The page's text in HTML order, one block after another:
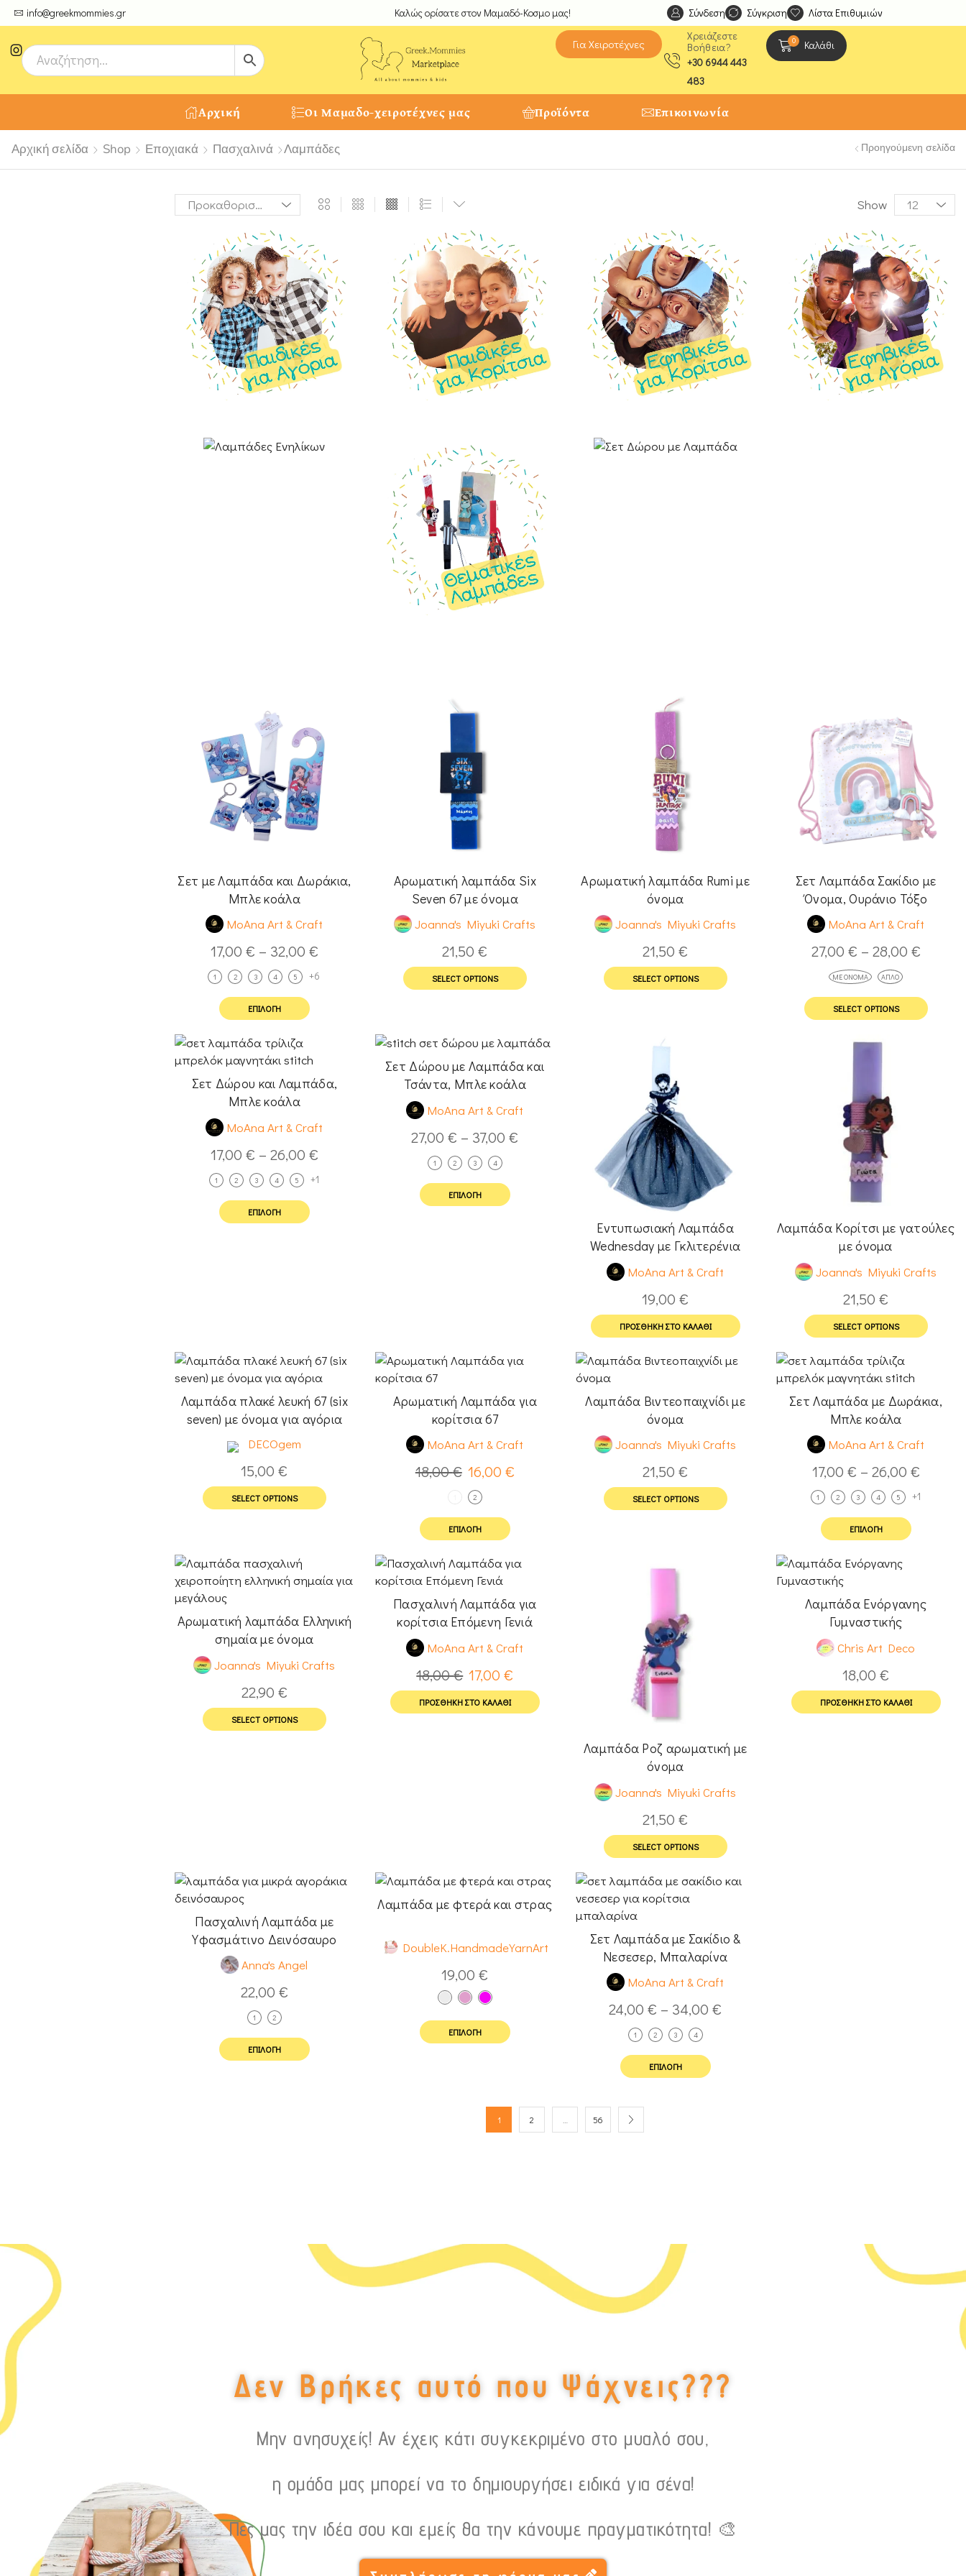
info@greekmommies.gr
μοναδικές δημιουργίες από τους Χειροτέχνες μας! Καλώς ορίσατε στον Μαμαδό-Κοσμο μας! Ανακαλύψτε μοναδικές δημιουργίες από τους
Σύνδεση Σύγκριση Λίστα Επιθυμιών
Για Χειροτέχνες
Χρειάζεστε
Βοήθεια?
+30 6944 443
483
0 Καλάθι
Αρχική Οι Μαμαδο-χειροτέχνες μας Προϊόντα Επικοινωνία
Αρχική σελίδα Shop Εποχιακά Πασχαλινά Λαμπάδες Προηγούμενη σελίδα
Show
Σετ με Λαμπάδα και Δωράκια,
Μπλε κοάλα
MoAna Art & Craft
17,00 € – 32,00 €
1 2 3 4 5 +6
ΕΠΙΛΟΓΉ
Αρωματική λαμπάδα Six
Seven 67 με όνομα
Joanna's Miyuki Crafts
21,50€
SELECT OPTIONS
Αρωματική λαμπάδα Rumi με
όνομα
Joanna's Miyuki Crafts
21,50€
SELECT OPTIONS
Σετ Λαμπάδα Σακίδιο με
Όνομα, Ουράνιο Τόξο
MoAna Art & Craft
27,00 € – 28,00 €
ΜΕ ΌΝΟΜΑ ΑΠΛΌ
SELECT OPTIONS
Σετ Δώρου και Λαμπάδα,
Μπλε κοάλα
MoAna Art & Craft
17,00 € – 26,00 €
1 2 3 4 5 +1
ΕΠΙΛΟΓΉ
Σετ Δώρου με Λαμπάδα και
Τσάντα, Μπλε κοάλα
MoAna Art & Craft
27,00€ – 37,00€
1 2 3 4
ΕΠΙΛΟΓΉ
Εντυπωσιακή Λαμπάδα
Wednesday με Γκλιτερένια
MoAna Art & Craft
19,00€
ΠΡΟΣΘΉΚΗ ΣΤΟ ΚΑΛΆΘΙ
Λαμπάδα Κορίτσι με γατούλες
με όνομα
Joanna's Miyuki Crafts
21,50€
SELECT OPTIONS
Λαμπάδα πλακέ λευκή 67 (six
seven) με όνομα για αγόρια
DECOgem
15,00€
SELECT OPTIONS
Αρωματική Λαμπάδα για
κορίτσια 67
MoAna Art & Craft
18,00€ 16,00 €
2
ΕΠΙΛΟΓΉ
Λαμπάδα Βιντεοπαιχνίδι με
όνομα
Joanna's Miyuki Crafts
21,50€
SELECT OPTIONS
Σετ Λαμπάδα με Δωράκια,
Μπλε κοάλα
MoAna Art & Craft
17,00 € – 26,00 €
1 2 3 4 5 +1
ΕΠΙΛΟΓΉ
Αρωματική λαμπάδα Ελληνική
σημαία με όνομα
Joanna's Miyuki Crafts
22,90 €
SELECT OPTIONS
Πασχαλινή Λαμπάδα για
κορίτσια Επόμενη Γενιά
MoAna Art & Craft
18,00€ 17,00€
ΠΡΟΣΘΉΚΗ ΣΤΟ ΚΑΛΆΘΙ
Λαμπάδα Ροζ αρωματική με
όνομα
Joanna's Miyuki Crafts
21,50€
SELECT OPTIONS
Λαμπάδα Ενόργανης
Γυμναστικής
Chris Art Deco
18,00€
ΠΡΟΣΘΉΚΗ ΣΤΟ ΚΑΛΆΘΙ
Πασχαλινή Λαμπάδα με
Υφασμάτινο Δεινόσαυρο
Anna's Angel
22,00 €
1 2
ΕΠΙΛΟΓΉ
Λαμπάδα με φτερά και στρας
DoubleK.HandmadeYarnArt
19,00€
ΕΠΙΛΟΓΉ
Σετ Λαμπάδα με Σακίδιο &
Νεσεσερ, Μπαλαρίνα
MoAna Art & Craft
24,00€ – 34,00€
1 2 3 4
ΕΠΙΛΟΓΉ
1 2 56
Δεν Βρήκες αυτό που Ψάχνεις???
Μην ανησυχείς! Αν έχεις κάτι συγκεκριμένο στο μυαλό σου,
η ομάδα μας μπορεί να το δημιουργήσει ειδικά για σένα!
Πες μας την ιδέα σου και εμείς θα την κάνουμε πραγματικότητα! 🎨